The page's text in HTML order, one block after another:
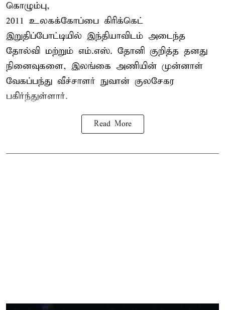
கொழும்பு,
2011 உலகக்கோப்பை கிரிக்கெட்
இறுதிப்போட்டியில் இந்தியாவிடம் அடைந்த
தோல்வி மற்றும் எம்.எஸ். தோனி குறித்த தனது
நினைவுகளை, இலங்கை அணியின் முன்னாள்
வேகப்பந்து வீச்சாளர் நுவான் குலசேகர
பகிர்ந்துள்ளார்.
Read More